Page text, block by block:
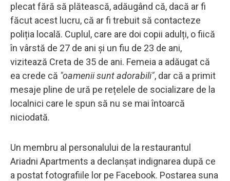
plecat fără să plătească, adăugând că, dacă ar fi
făcut acest lucru, că ar fi trebuit să contacteze
poliția locală. Cuplul, care are doi copii adulți, o fiică
în vârstă de 27 de ani și un fiu de 23 de ani,
vizitează Creta de 35 de ani. Femeia a adăugat că
ea crede că "oamenii sunt adorabili", dar că a primit
mesaje pline de ură pe rețelele de socializare de la
localnici care le spun să nu se mai întoarcă
niciodată.
Un membru al personalului de la restaurantul
Ariadni Apartments a declanșat indignarea după ce
a postat fotografiile lor pe Facebook. Postarea suna